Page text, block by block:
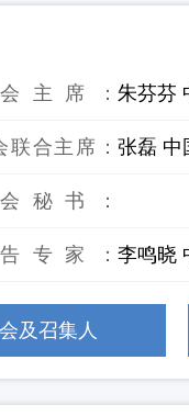
主席： 朱芬芬
联合主席： 张磊 中
秘书：
专家： 李鸣晓
及召集人